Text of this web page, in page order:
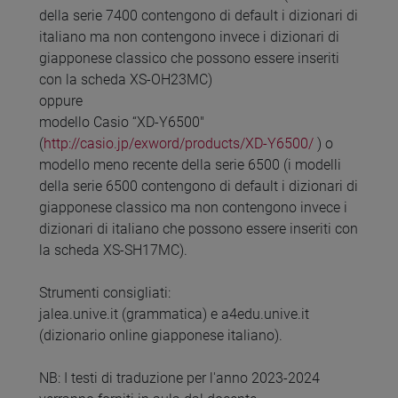
della serie 7400 contengono di default i dizionari di
italiano ma non contengono invece i dizionari di
giapponese classico che possono essere inseriti
con la scheda XS-OH23MC)
oppure
modello Casio “XD-Y6500"
(http://casio.jp/exword/products/XD-Y6500/ ) o
modello meno recente della serie 6500 (i modelli
della serie 6500 contengono di default i dizionari di
giapponese classico ma non contengono invece i
dizionari di italiano che possono essere inseriti con
la scheda XS-SH17MC).
Strumenti consigliati:
jalea.unive.it (grammatica) e a4edu.unive.it
(dizionario online giapponese italiano).
NB: I testi di traduzione per l'anno 2023-2024